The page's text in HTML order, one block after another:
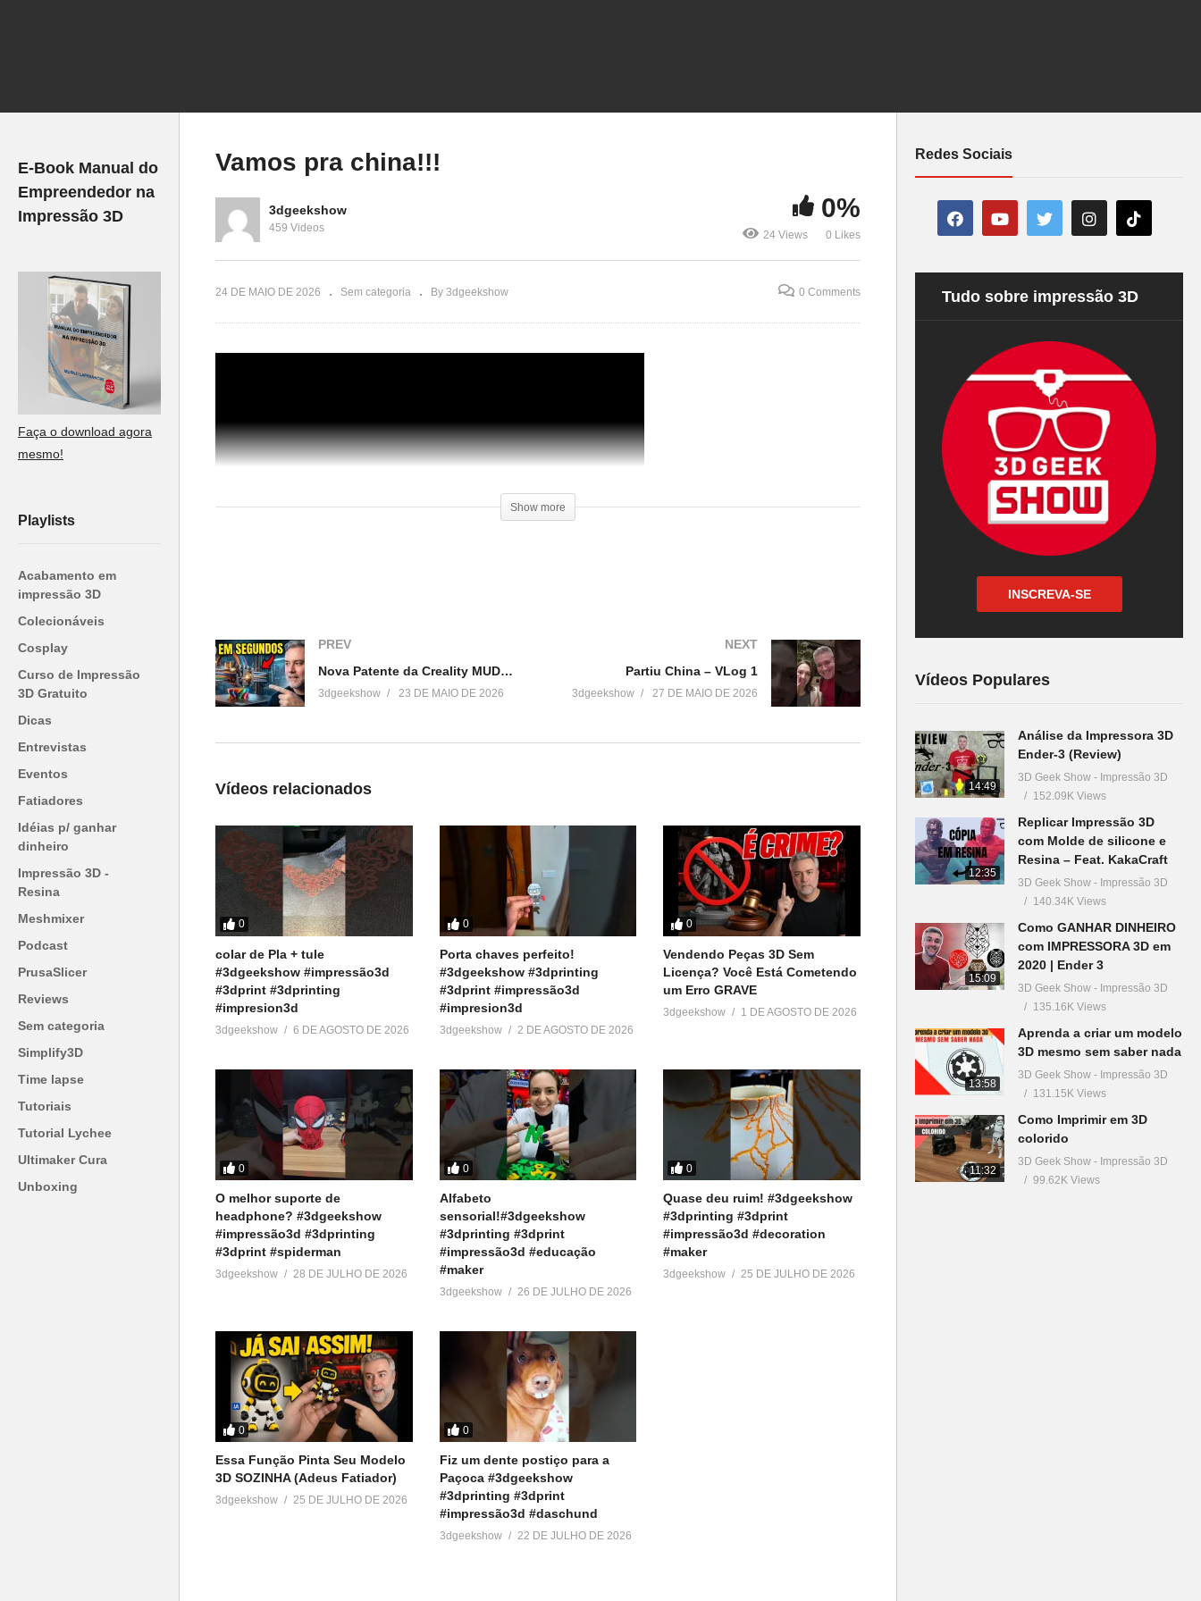
Virei meus PERSONAGENS
MUDA a Impressão 3D
Olha o que
E-Book Manual do
Empreendedor na
Impressão 3D
Faça o download agora
mesmo!
Playlists
Acabamento em
impressão 3D
Colecionáveis
Cosplay
Curso de Impressão
3D Gratuito
Dicas
Entrevistas
Eventos
Fatiadores
Idéias p/ ganhar
dinheiro
Impressão 3D -
Resina
Meshmixer
Podcast
PrusaSlicer
Reviews
Sem categoria
Simplify3D
Time lapse
Tutoriais
Tutorial Lychee
Ultimaker Cura
Unboxing
Vamos pra china!!!
3dgeekshow
459 Videos
0%
24 Views 0 Likes
24 DE MAIO DE 2026 Sem categoria By 3dgeekshow 0 Comments
Relacionado
(Boa Impressão 3D)
Impressão 3d
Boa Impressão 3D
Show more
PREV
Nova Patente da Creality MUDA a Impressão 3D Multicolor
3dgeekshow 23 DE MAIO DE 2026
NEXT
Partiu China – VLog 1
3dgeekshow 27 DE MAIO DE 2026
Vídeos relacionados
0
colar de Pla + tule
#3dgeekshow #impressão3d
#3dprint #3dprinting
#impresion3d
3dgeekshow 6 DE AGOSTO DE 2026
0
Porta chaves perfeito!
#3dgeekshow #3dprinting
#3dprint #impressão3d
#impresion3d
3dgeekshow 2 DE AGOSTO DE 2026
0
Vendendo Peças 3D Sem
Licença? Você Está Cometendo
um Erro GRAVE
3dgeekshow 1 DE AGOSTO DE 2026
0
O melhor suporte de
headphone? #3dgeekshow
#impressão3d #3dprinting
#3dprint #spiderman
3dgeekshow 28 DE JULHO DE 2026
0
Alfabeto
sensorial!#3dgeekshow
#3dprinting #3dprint
#impressão3d #educação
#maker
3dgeekshow 26 DE JULHO DE 2026
0
Quase deu ruim! #3dgeekshow
#3dprinting #3dprint
#impressão3d #decoration
#maker
3dgeekshow 25 DE JULHO DE 2026
0
Essa Função Pinta Seu Modelo
3D SOZINHA (Adeus Fatiador)
3dgeekshow 25 DE JULHO DE 2026
0
Fiz um dente postiço para a
Paçoca #3dgeekshow
#3dprinting #3dprint
#impressão3d #daschund
3dgeekshow 22 DE JULHO DE 2026
Redes Sociais
Tudo sobre impressão 3D
INSCREVA-SE
Vídeos Populares
14:49
Análise da Impressora 3D
Ender-3 (Review)
3D Geek Show - Impressão 3D
152.09K Views
12:35
Replicar Impressão 3D
com Molde de silicone e
Resina – Feat. KakaCraft
3D Geek Show - Impressão 3D
140.34K Views
15:09
Como GANHAR DINHEIRO
com IMPRESSORA 3D em
2020 | Ender 3
3D Geek Show - Impressão 3D
135.16K Views
13:58
Aprenda a criar um modelo
3D mesmo sem saber nada
3D Geek Show - Impressão 3D
131.15K Views
11:32
Como Imprimir em 3D
colorido
3D Geek Show - Impressão 3D
99.62K Views